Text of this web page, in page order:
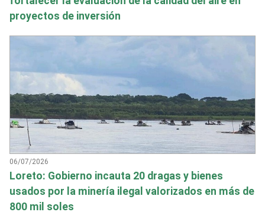
proyectos de inversión
06/07/2026
Loreto: Gobierno incauta 20 dragas y bienes
usados por la minería ilegal valorizados en más de
800 mil soles